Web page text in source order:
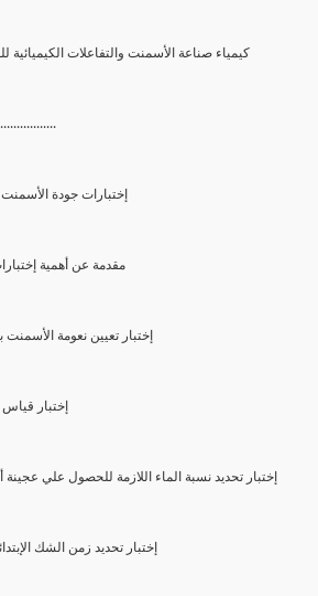
(35) كيمياء صناعة الأسمنت والتفاعلات
9- إختبارات جودة
(36) مقدمة عن أهمية
(37) إختبار تعيين نعومة
(38) إختبار
(39) إختبار تحديد نسبة الماء اللازمة للحصول علي
(40) إختبار تحديد زمن الشك